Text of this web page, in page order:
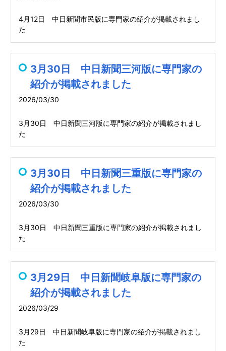
4月12日 中日新聞市民版に専門家の紹介が掲載されまし
た
3月30日 中日新聞三河版に専門家の
紹介が掲載されました
2026/03/30
3月30日 中日新聞三河版に専門家の紹介が掲載されまし
た
3月30日 中日新聞三重版に専門家の
紹介が掲載されました
2026/03/30
3月30日 中日新聞三重版に専門家の紹介が掲載されまし
た
3月29日 中日新聞岐阜版に専門家の
紹介が掲載されました
2026/03/29
3月29日 中日新聞岐阜版に専門家の紹介が掲載されまし
た